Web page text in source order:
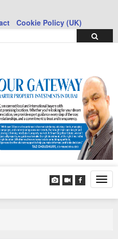
Cookie Policy (UK)